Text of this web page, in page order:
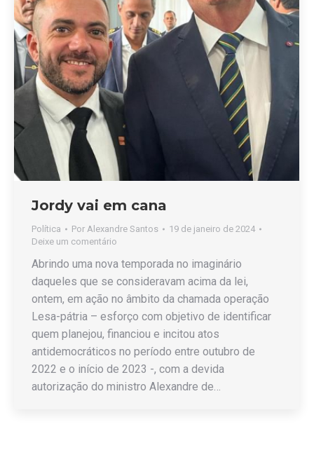
Jordy vai em cana
Política Por Alexandre Santos
19 de janeiro de 2024
Deixe um comentário
Abrindo uma nova temporada no imaginário
daqueles que se consideravam acima da lei,
ontem, em ação no âmbito da chamada operação
Lesa-pátria – esforço com objetivo de identificar
quem planejou, financiou e incitou atos
antidemocráticos no período entre outubro de
2022 e o início de 2023 -, com a devida
autorização do ministro Alexandre de…